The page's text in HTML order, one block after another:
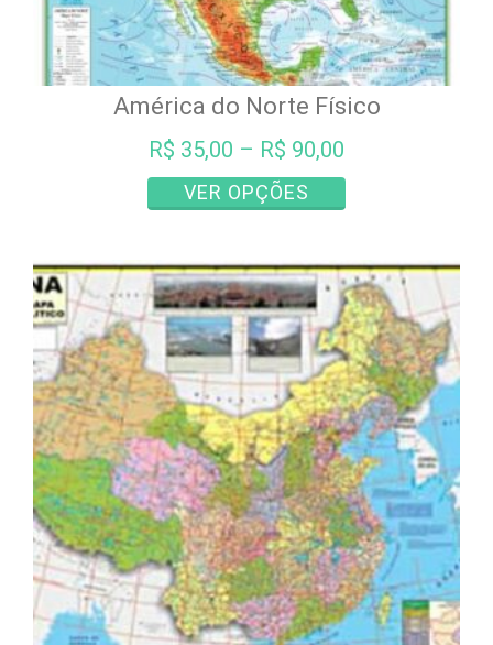
América do Norte Físico
R$ 35,00 – R$ 90,00
VER OPÇÕES
produto
várias
variantes.
As
opções
podem
ser
escolhidas
na
página
do
produto